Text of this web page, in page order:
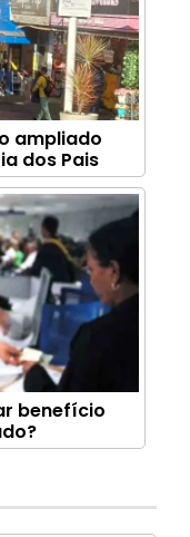
ampliado
dos Pais
benefício